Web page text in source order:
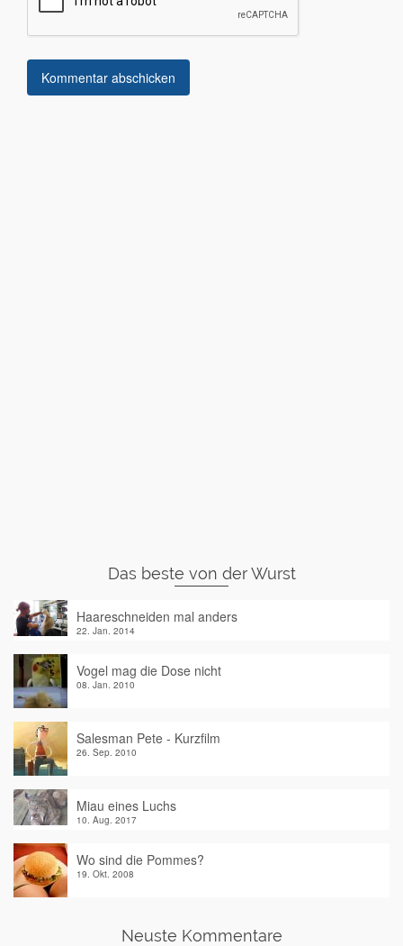
Das beste von der Wurst
Haareschneiden mal anders
22. Jan. 2014
Vogel mag die Dose nicht
08. Jan. 2010
Salesman Pete - Kurzfilm
26. Sep. 2010
Miau eines Luchs
10. Aug. 2017
Wo sind die Pommes?
19. Okt. 2008
Neuste Kommentare